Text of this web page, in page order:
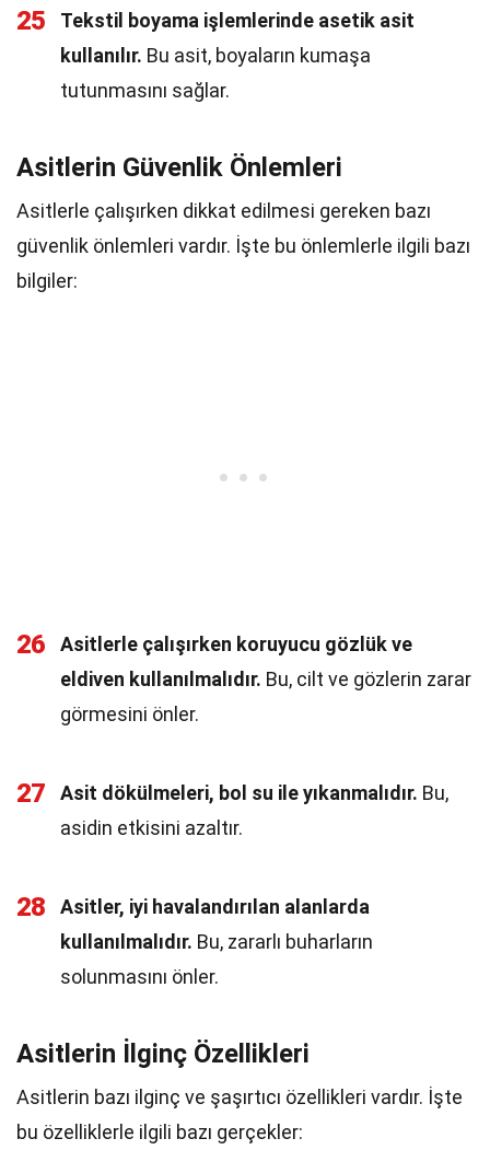
25
Tekstil boyama işlemlerinde asetik asit
kullanılır. Bu asit, boyaların kumaşa
tutunmasını sağlar.
Asitlerin Güvenlik Önlemleri
Asitlerle çalışırken dikkat edilmesi gereken bazı
güvenlik önlemleri vardır. İşte bu önlemlerle ilgili bazı
bilgiler:
26
Asitlerle çalışırken koruyucu gözlük ve
eldiven kullanılmalıdır. Bu, cilt ve gözlerin zarar
görmesini önler.
27 Asit dökülmeleri, bol su ile yıkanmalıdır. Bu,
asidin etkisini azaltır.
28
Asitler, iyi havalandırılan alanlarda
kullanılmalıdır. Bu, zararlı buharların
solunmasını önler.
Asitlerin İlginç Özellikleri
Asitlerin bazı ilginç ve şaşırtıcı özellikleri vardır. İşte
bu özelliklerle ilgili bazı gerçekler: